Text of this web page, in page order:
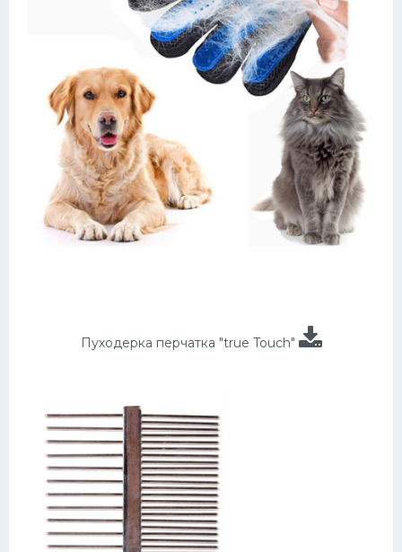
Пуходерка перчатка "true Touch"